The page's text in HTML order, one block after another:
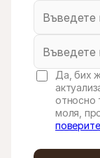
Да, бих
относно
моля,